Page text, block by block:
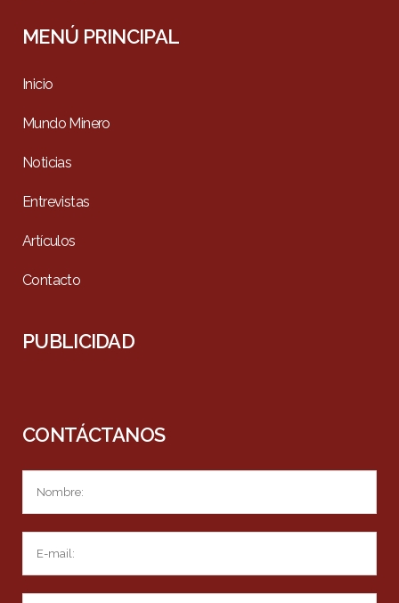
MENÚ PRINCIPAL
Inicio
Mundo Minero
Noticias
Entrevistas
Artículos
Contacto
PUBLICIDAD
CONTÁCTANOS